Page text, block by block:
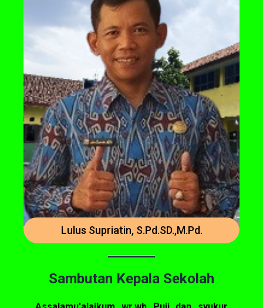
Sambutan Kepala Sekolah
Lulus Supriatin, S.Pd.SD.,M.Pd.